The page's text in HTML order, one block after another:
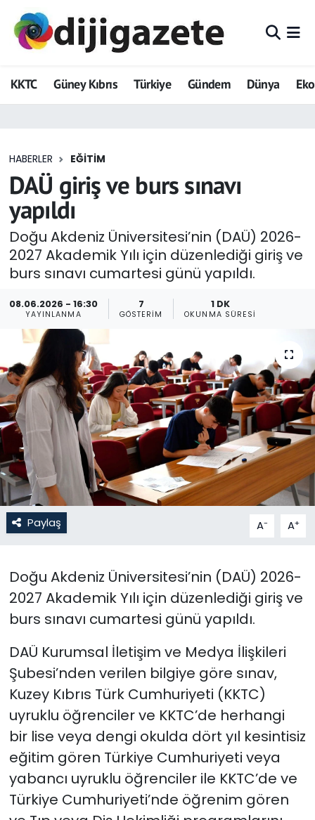
KKTC Güney Kıbrıs Türkiye Gündem Dünya
HABERLER EĞITIM
DAÜ giriş ve burs sınavı
yapıldı
Doğu Akdeniz Üniversitesi’nin (DAÜ) 2026-
2027 Akademik Yılı için düzenlediği giriş ve
burs sınavı cumartesi günü yapıldı.
08.06.2026 - 16:30
YAYINLANMA
7
GÖSTERIM
1 DK
OKUNMA SÜRESI
Paylaş A- A+
Doğu Akdeniz Üniversitesi’nin (DAÜ) 2026-
2027 Akademik Yılı için düzenlediği giriş ve
burs sınavı cumartesi günü yapıldı.
DAÜ Kurumsal İletişim ve Medya İlişkileri
Şubesi’nden verilen bilgiye göre sınav,
Kuzey Kıbrıs Türk Cumhuriyeti (KKTC)
uyruklu öğrenciler ve KKTC’de herhangi
bir lise veya dengi okulda dört yıl kesintisiz
eğitim gören Türkiye Cumhuriyeti veya
yabancı uyruklu öğrenciler ile KKTC’de ve
Türkiye Cumhuriyeti’nde öğrenim gören
ADVERTORIAL
Dijigazete
Eğitim
Ekonomi
Foto Galeri
GEZİ
Güncel
Gündem
KKTC
KKTC YEREL SEÇİM 2018
Kültür Sanat
Magazin
Moda
Otomobil Dünyası
Politika
SAĞLIK
Spor
Teknoloji
TÜRKiYE
Video Galeri
Hava Durumu
Trafik Durumu
Tüm Manşetler
Son Dakika Haberleri
Haber Arşivi